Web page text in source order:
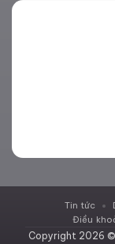
Tin tức
Điều
Copyright 2026 ©